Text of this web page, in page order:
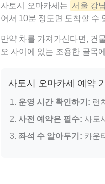
사토시 오마카세는 서울 강
어서 10분 정도면 도착할 수
만약 차를 가져가신다면, 건
오 사이에 있는 조용한 골목
사토시 오마카세 예약
운영 시간 확인하기: 런
사전 예약은 필수: 사토
좌석 수 알아두기: 카운